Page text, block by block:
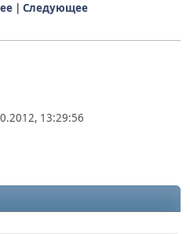
| Следующее
13:29:56